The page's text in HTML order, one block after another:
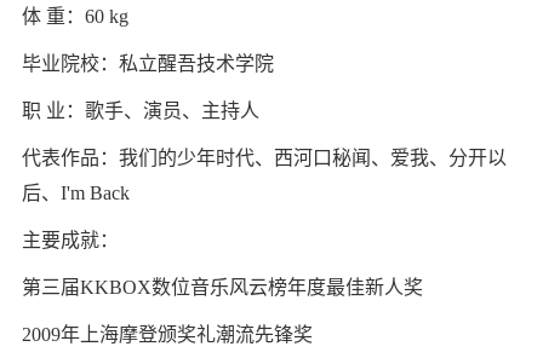
体 重：60 kg
毕业院校：私立醒吾技术学院
职 业：歌手、演员、主持人
代表作品：我们的少年时代、西河口秘闻、爱我、分开以
后、I'm Back
主要成就：
第三届KKBOX数位音乐风云榜年度最佳新人奖
2009年上海摩登颁奖礼潮流先锋奖